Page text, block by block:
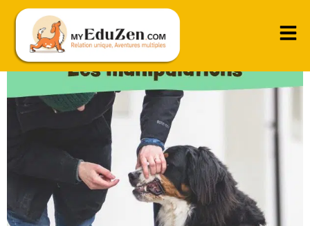
Démarrer les premières manipulations en douceur